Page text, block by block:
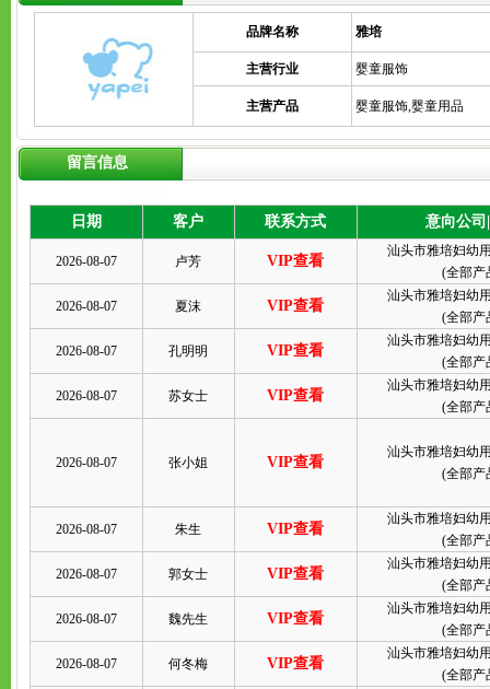
品牌名称 雅培
主营行业 婴童服饰
主营产品 婴童服饰,婴童用品
留言信息
日期 客户 联系方式 意向公司
2026-08-07 卢芳 VIP查看
汕头市雅培妇幼
(全部产
2026-08-07 夏沫 VIP查看
汕头市雅培妇幼
(全部产
2026-08-07 孔明明 VIP查看
汕头市雅培妇幼
(全部产
2026-08-07 苏女士 VIP查看
汕头市雅培妇幼
(全部产
2026-08-07 张小姐 VIP查看
汕头市雅培妇幼
(全部产
2026-08-07 朱生 VIP查看
汕头市雅培妇幼
(全部产
2026-08-07 郭女士 VIP查看
汕头市雅培妇幼
(全部产
2026-08-07 魏先生 VIP查看
汕头市雅培妇幼
(全部产
2026-08-07 何冬梅 VIP查看
汕头市雅培妇幼
(全部产